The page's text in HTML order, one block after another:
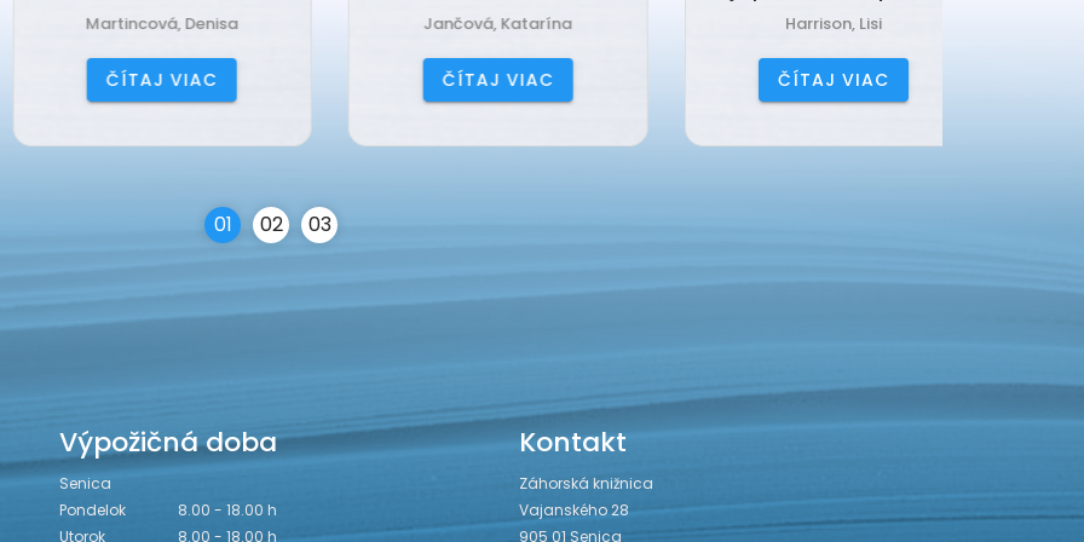
Martincová, Denisa
ČÍTAJ VIAC
Jančová, Katarína
ČÍTAJ VIAC
Harrison, Lisi
ČÍTAJ VIAC
01 02 03
Výpožičná doba
Senica
Pondelok
8.00 - 18.00 h
Utorok
8.00 - 18.00 h
Kontakt
Záhorská knižnica
Vajanského 28
905 01 Senica